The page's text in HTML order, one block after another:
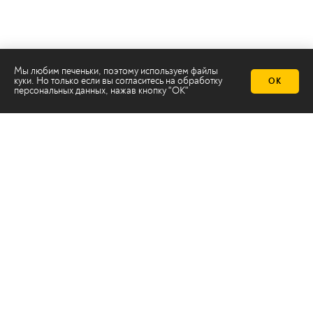
Мы любим печеньки, поэтому используем файлы
куки. Но только если вы согласитесь на обработку
персональных данных, нажав кнопку "ОК"
ОК